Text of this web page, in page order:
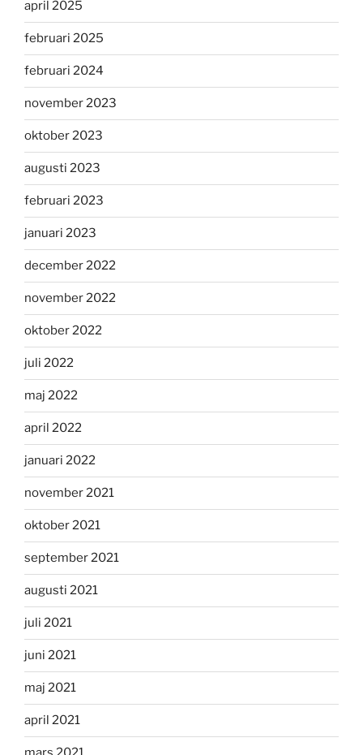
april 2025
februari 2025
februari 2024
november 2023
oktober 2023
augusti 2023
februari 2023
januari 2023
december 2022
november 2022
oktober 2022
juli 2022
maj 2022
april 2022
januari 2022
november 2021
oktober 2021
september 2021
augusti 2021
juli 2021
juni 2021
maj 2021
april 2021